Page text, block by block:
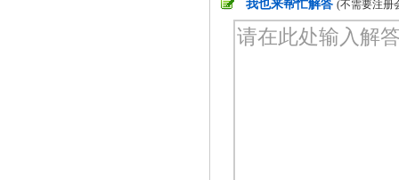
我也来帮忙解答 (不需要注册